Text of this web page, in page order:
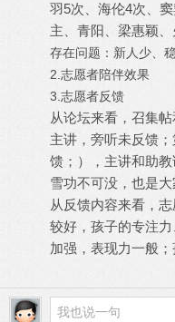
羽5次、海伦4次、
主、青阳、梁惠颖、
存在问题：新人少、
2. 志愿者陪伴效果
3. 志愿者反馈
从论坛来看，召集
主讲，旁听未反馈
馈；），主讲和助
雪功不可没，也是
从反馈内容来看，
较好，孩子的专注
加强，表现力一般；